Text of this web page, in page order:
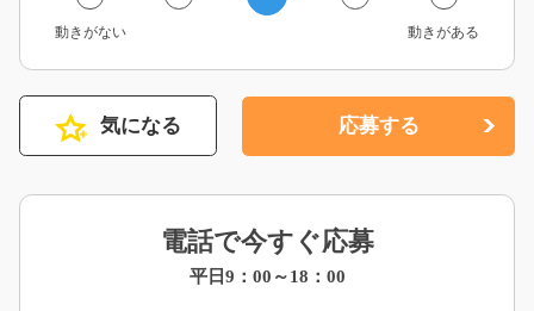
動きがない 動きがある
気になる 応募する
電話で今すぐ応募
平日9：00～18：00